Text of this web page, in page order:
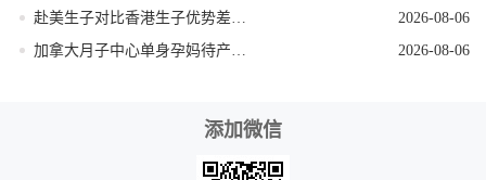
2026-08-06
2026-08-06
添加微信